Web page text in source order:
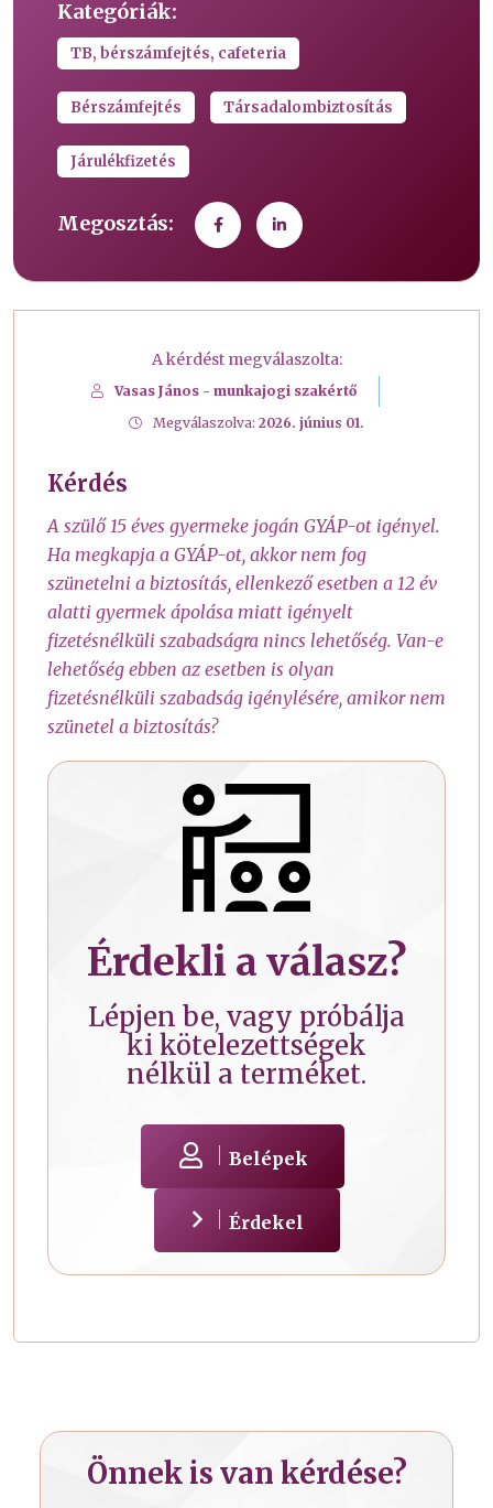
Kategóriák:
TB, bérszámfejtés, cafeteria
Bérszámfejtés Társadalombiztosítás
Járulékfizetés
Megosztás:
A kérdést megválaszolta:
Vasas János - munkajogi szakértő
Megválaszolva: 2026. június 01.
Kérdés
A szülő 15 éves gyermeke jogán GYÁP-ot igényel.
Ha megkapja a GYÁP-ot, akkor nem fog
szünetelni a biztosítás, ellenkező esetben a 12 év
alatti gyermek ápolása miatt igényelt
fizetésnélküli szabadságra nincs lehetőség. Van-e
lehetőség ebben az esetben is olyan
fizetésnélküli szabadság igénylésére, amikor nem
szünetel a biztosítás?
Érdekli a válasz?
Lépjen be, vagy próbálja
ki kötelezettségek
nélkül a terméket.
Belépek
Érdekel
Önnek is van kérdése?